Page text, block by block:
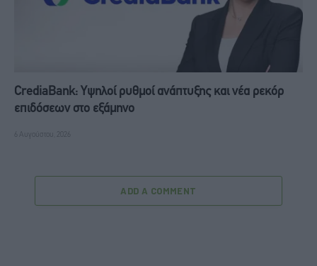
CrediaBank: Υψηλοί ρυθμοί ανάπτυξης και νέα ρεκόρ
επιδόσεων στο εξάμηνο
6 Αυγούστου, 2026
ADD A COMMENT